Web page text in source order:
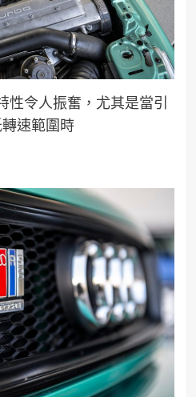
性令人振奮，尤其是當引
速範圍時